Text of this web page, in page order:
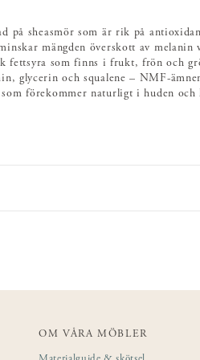
på sheasmör som är rik på
mängden överskott av melanin
fettsyra som finns i frukt, frön och
glycerin och squalene – NMF-
förekommer naturligt i huden och
OM VÅRA MÖBLER